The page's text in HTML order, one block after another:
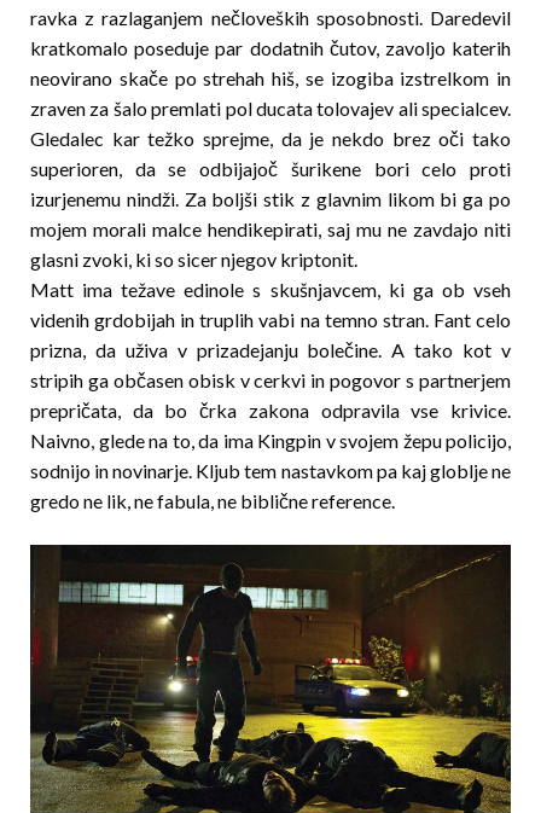
ravka z razlaganjem nečloveških sposobnosti. Daredevil
kratkomalo poseduje par dodatnih čutov, za­voljo katerih
neovirano skače po strehah hiš, se izogiba izstrelkom in
zraven za šalo premlati pol ducata tolovajev ali specialcev.
Gledalec kar težko sprejme, da je nekdo brez oči tako
superioren, da se odbijajoč šurikene bori celo proti
izurjenemu nindži. Za boljši stik z glavnim likom bi ga po
mojem morali malce hendikepirati, saj mu ne zavdajo niti
glasni zvoki, ki so sicer njegov kriptonit.
Matt ima težave edinole s skušnjavcem, ki ga ob vseh
videnih grdobijah in truplih vabi na temno st­ran. Fant celo
prizna, da uživa v prizadejanju bole­čine. A tako kot v
stripih ga občasen obisk v cerkvi in pogovor s partnerjem
prepričata, da bo črka zakona odpravila vse krivice.
Naivno, glede na to, da ima Kingpin v svojem žepu policijo,
sodnijo in novinarje. Kljub tem nastavkom pa kaj globlje ne
gredo ne lik, ne fabula, ne biblične reference.